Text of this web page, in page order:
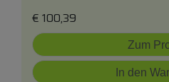
€ 100,39
Zum
In den